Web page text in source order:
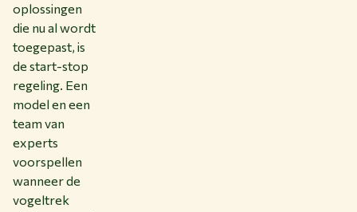
oplossingen
die nu al wordt
toegepast, is
de start-stop
regeling. Een
model en een
team van
experts
voorspellen
wanneer de
vogeltrek